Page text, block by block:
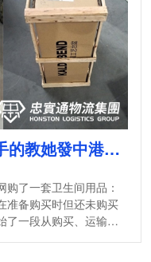
香港客戶內地網購，手把手的教她發中港物流
了一套卫生间用品：
准备购买时但还未购买
了一段从购买、运输、